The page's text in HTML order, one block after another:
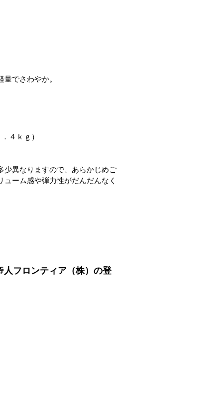
でさわやか。
４ｋｇ）
異なりますので、あらかじめご
ーム感や弾力性がだんだんなく
フロンティア（株）の登